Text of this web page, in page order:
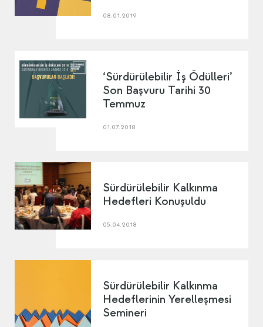
08.01.2019
‘Sürdürülebilir İş Ödülleri’
Son Başvuru Tarihi 30
Temmuz
01.07.2018
Sürdürülebilir Kalkınma
Hedefleri Konuşuldu
05.04.2018
Sürdürülebilir Kalkınma
Hedeflerinin Yerelleşmesi
Semineri